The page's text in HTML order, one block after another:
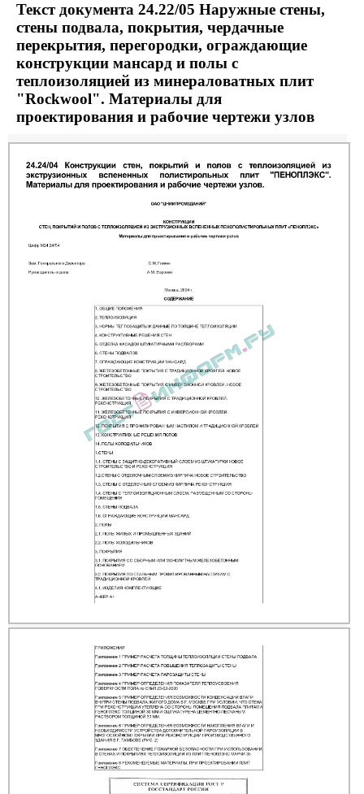
Текст документа 24.22/05 Наружные стены,
стены подвала, покрытия, чердачные
перекрытия, перегородки, ограждающие
конструкции мансард и полы с
теплоизоляцией из минераловатных плит
"Rockwool". Материалы для
проектирования и рабочие чертежи узлов